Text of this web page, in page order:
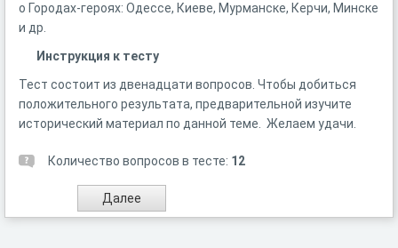
о Городах-героях: Одессе, Киеве, Мурманске, Керчи, Минске
и др.
Инструкция к тесту
Тест состоит из двенадцати вопросов. Чтобы добиться
положительного результата, предварительной изучите
исторический материал по данной теме. Желаем удачи.
Количество вопросов в тесте: 12